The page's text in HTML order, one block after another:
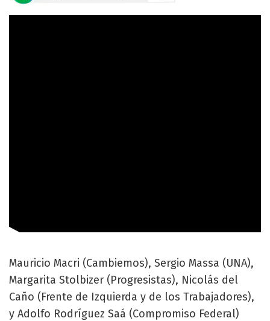
Mauricio Macri (Cambiemos), Sergio Massa (UNA),
Margarita Stolbizer (Progresistas), Nicolás del
Caño (Frente de Izquierda y de los Trabajadores),
y Adolfo Rodríguez Saá (Compromiso Federal)